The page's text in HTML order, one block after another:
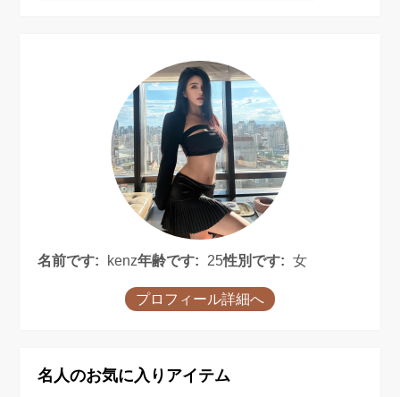
名前です: kenz年齢です: 25性別です: 女
プロフィール詳細へ
名人のお気に入りアイテム